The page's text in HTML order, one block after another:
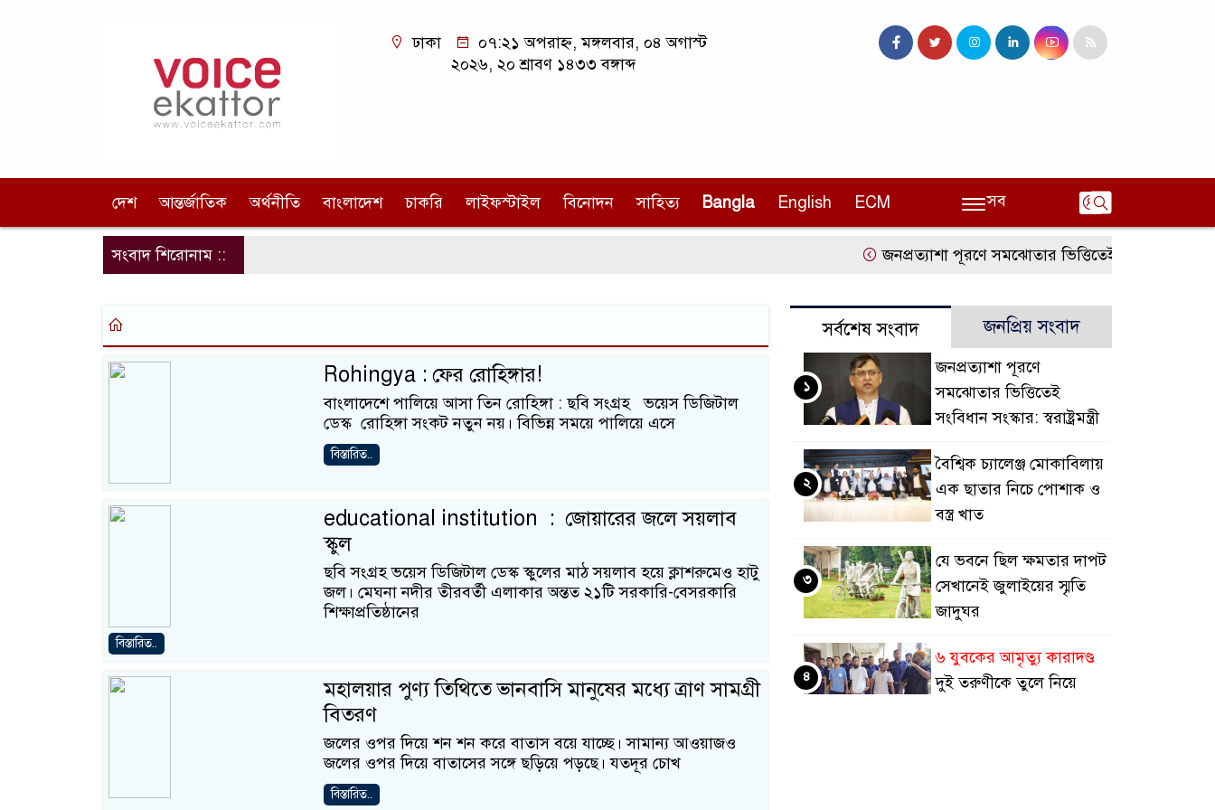
ঢাকা
০৭:২১ অপরাহ্ন, মঙ্গলবার, ০৪ অগাস্ট
২০২৬, ২০ শ্রাবণ ১৪৩৩ বঙ্গাব্দ
দেশ আন্তর্জাতিক অর্থনীতি বাংলাদেশ চাকরি লাইফস্টাইল বিনোদন সাহিত্য Bangla English ECM সব
সংবাদ শিরোনাম :: জনপ্রত্যাশা পূরণে সমঝোতার ভিত্তিতেই সংবিধান সংস্কার:
Rohingya : ফের রোহিঙ্গার!
বাংলাদেশে পালিয়ে আসা তিন রোহিঙ্গা : ছবি সংগ্রহ ভয়েস ডিজিটাল
ডেস্ক রোহিঙ্গা সংকট নতুন নয়। বিভিন্ন সময়ে পালিয়ে এসে
বিস্তারিত..
educational institution : জোয়ারের জলে সয়লাব
স্কুল
ছবি সংগ্রহ ভয়েস ডিজিটাল ডেস্ক স্কুলের মাঠ সয়লাব হয়ে ক্লাশরুমেও হাটু
জল। মেঘনা নদীর তীরবর্তী এলাকার অন্তত ২১টি সরকারি-বেসরকারি
শিক্ষাপ্রতিষ্ঠানের
বিস্তারিত..
মহালয়ার পুণ্য তিথিতে ভানবাসি মানুষের মধ্যে ত্রাণ সামগ্রী
বিতরণ
জলের ওপর দিয়ে শন শন করে বাতাস বয়ে যাচ্ছে। সামান্য আওয়াজও
জলের ওপর দিয়ে বাতাসের সঙ্গে ছড়িয়ে পড়ছে। যতদূর চোখ
বিস্তারিত..
সর্বশেষ সংবাদ জনপ্রিয় সংবাদ
জনপ্রত্যাশা পূরণে
সমঝোতার ভিত্তিতেই
সংবিধান সংস্কার: স্বরাষ্ট্রমন্ত্রী
১
বৈশ্বিক চ্যালেঞ্জ মোকাবিলায়
এক ছাতার নিচে পোশাক ও
বস্ত্র খাত
২
যে ভবনে ছিল ক্ষমতার দাপট
সেখানেই জুলাইয়ের স্মৃতি
জাদুঘর
৩
৬ যুবকের আমৃত্যু কারাদণ্ড
দুই তরুণীকে তুলে নিয়ে
৪